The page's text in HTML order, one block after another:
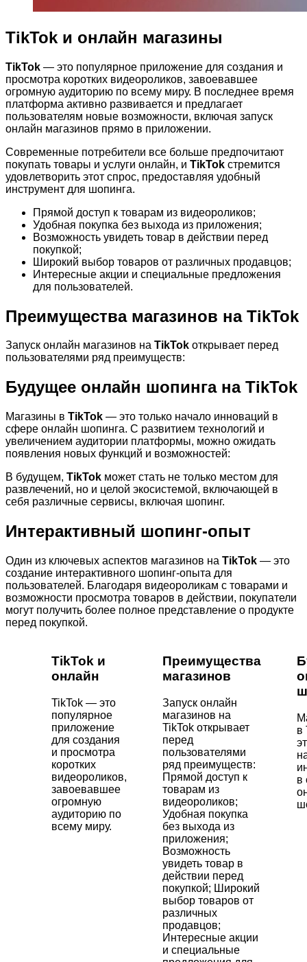
TikTok и онлайн магазины
TikTok — это популярное приложение для создания и
просмотра коротких видеороликов, завоевавшее
огромную аудиторию по всему миру. В последнее время
платформа активно развивается и предлагает
пользователям новые возможности, включая запуск
онлайн магазинов прямо в приложении.
Современные потребители все больше предпочитают
покупать товары и услуги онлайн, и TikTok стремится
удовлетворить этот спрос, предоставляя удобный
инструмент для шопинга.
Прямой доступ к товарам из видеороликов;
Удобная покупка без выхода из приложения;
Возможность увидеть товар в действии перед
покупкой;
Широкий выбор товаров от различных продавцов;
Интересные акции и специальные предложения
для пользователей.
Преимущества магазинов на TikTok
Запуск онлайн магазинов на TikTok открывает перед
пользователями ряд преимуществ:
Будущее онлайн шопинга на TikTok
Магазины в TikTok — это только начало инноваций в
сфере онлайн шопинга. С развитием технологий и
увеличением аудитории платформы, можно ожидать
появления новых функций и возможностей:
В будущем, TikTok может стать не только местом для
развлечений, но и целой экосистемой, включающей в
себя различные сервисы, включая шопинг.
Интерактивный шопинг-опыт
Один из ключевых аспектов магазинов на TikTok — это
создание интерактивного шопинг-опыта для
пользователей. Благодаря видеороликам с товарами и
возможности просмотра товаров в действии, покупатели
могут получить более полное представление о продукте
перед покупкой.
TikTok и
онлайн
TikTok — это
популярное
приложение
для создания
и просмотра
коротких
видеороликов,
завоевавшее
огромную
аудиторию по
всему миру.
Преимущества
магазинов
Запуск онлайн
магазинов на
TikTok открывает
перед
пользователями
ряд преимуществ:
Прямой доступ к
товарам из
видеороликов;
Удобная покупка
без выхода из
приложения;
Возможность
увидеть товар в
действии перед
покупкой; Широкий
выбор товаров от
различных
продавцов;
Интересные акции
и специальные
в
в